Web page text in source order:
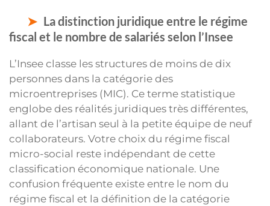
La distinction juridique entre le régime
fiscal et le nombre de salariés selon l’Insee
L’Insee classe les structures de moins de dix
personnes dans la catégorie des
microentreprises (MIC). Ce terme statistique
englobe des réalités juridiques très différentes,
allant de l’artisan seul à la petite équipe de neuf
collaborateurs. Votre choix du régime fiscal
micro-social reste indépendant de cette
classification économique nationale. Une
confusion fréquente existe entre le nom du
régime fiscal et la définition de la catégorie